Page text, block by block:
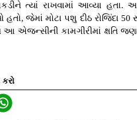
ત્યાં રાખવામાં આવ્યા હતા.
હતો, જેમાં મોટા પશુ દીઠ રોજિંદા
એજન્સીની કામગીરીમાં ક્ષતિ